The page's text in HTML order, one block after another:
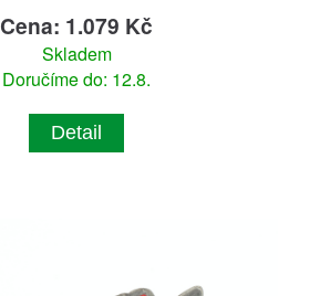
Cena: 1.079 Kč
Skladem
Doručíme do: 12.8.
Detail